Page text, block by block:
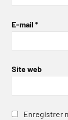
E-mail *
Site web
Enregistrer